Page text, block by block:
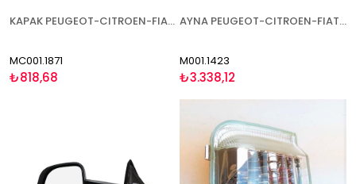
KAPAK PEUGEOT-CITROEN-FIAT BOXER-JUMPER-DUCATO 2006- SAĞ
MC001.1871
₺818,68
AYNA PEUGEOT-CITROEN-FIAT BOXER-JUMPER-DUCATO 1994-2000 MANUEL KISA KOL SOL
M001.1423
₺3.338,12